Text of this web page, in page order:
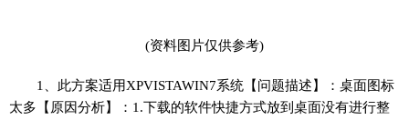
(资料图片仅供参考)
1、此方案适用XPVISTAWIN7系统【问题描述】：桌面图标
太多【原因分析】：1.下载的软件快捷方式放到桌面没有进行整